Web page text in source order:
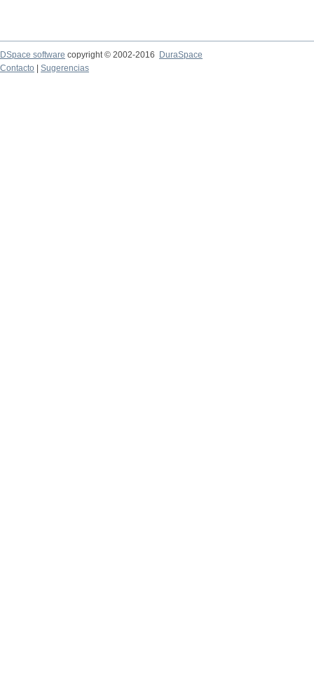
DSpace software copyright © 2002-2016
DuraSpace
Contacto
Sugerencias